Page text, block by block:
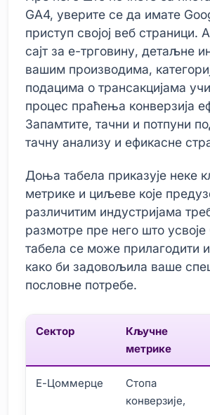
GA4, уверите се да имате
приступ својој веб страници.
сајт за е-трговину, детаљне
вашим производима,
подацима о трансакцијама
процес праћења конверзија
Запамтите, тачни и потпуни
тачну анализу и ефикасне
Доња табела приказује неке
метрике и циљеве које
различитим индустријама
размотре пре него што
табела се може прилагодити
како би задовољила ваше
пословне потребе.
Сектор
Кључне
метрике
Е-Цоммерце
Стопа
конверзије,